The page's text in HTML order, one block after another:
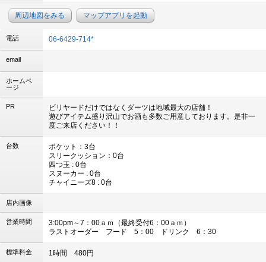
周辺地図をみる マップアプリを起動
電話 06-6429-714*
email
ホームペ
ージ
PR
ビリヤードだけではなくダーツは地域最大の店舗！
遊びアイテム盛り沢山でお酒も多数ご用意しております。是非一
度ご来店ください！！
台数
ポケット：3台
スリークッション：0台
四つ玉 : 0台
スヌーカー : 0台
チャイニーズ8 : 0台
店内画像
営業時間
3:00pm～7：00ａｍ（最終受付6：00ａｍ）
ラストオーダー フード 5：00 ドリンク 6：30
標準料金 1時間 480円